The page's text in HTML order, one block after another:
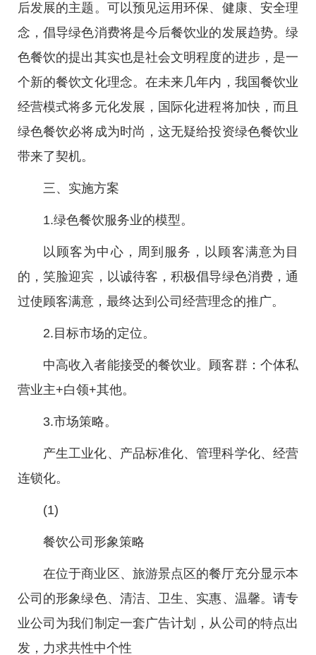
后发展的主题。可以预见运用环保、健康、安全理
念，倡导绿色消费将是今后餐饮业的发展趋势。绿
色餐饮的提出其实也是社会文明程度的进步，是一
个新的餐饮文化理念。在未来几年内，我国餐饮业
经营模式将多元化发展，国际化进程将加快，而且
绿色餐饮必将成为时尚，这无疑给投资绿色餐饮业
带来了契机。
三、实施方案
1.绿色餐饮服务业的模型。
以顾客为中心，周到服务，以顾客满意为目
的，笑脸迎宾，以诚待客，积极倡导绿色消费，通
过使顾客满意，最终达到公司经营理念的推广。
2.目标市场的定位。
中高收入者能接受的餐饮业。顾客群：个体私
营业主+白领+其他。
3.市场策略。
产生工业化、产品标准化、管理科学化、经营
连锁化。
(1)
餐饮公司形象策略
在位于商业区、旅游景点区的餐厅充分显示本
公司的形象绿色、清洁、卫生、实惠、温馨。请专
业公司为我们制定一套广告计划，从公司的特点出
发，力求共性中个性